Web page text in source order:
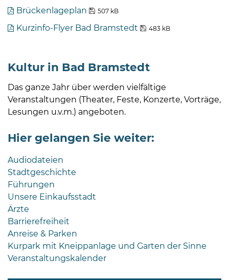
Brückenlageplan 507 kB
Kurzinfo-Flyer Bad Bramstedt 483 kB
Kultur in Bad Bramstedt
Das ganze Jahr über werden vielfältige
Veranstaltungen (Theater, Feste, Konzerte, Vorträge,
Lesungen u.v.m.) angeboten.
Hier gelangen Sie weiter:
Audiodateien
Stadtgeschichte
Führungen
Unsere Einkaufsstadt
Ärzte
Barrierefreiheit
Anreise & Parken
Kurpark mit Kneippanlage und Garten der Sinne
Veranstaltungskalender